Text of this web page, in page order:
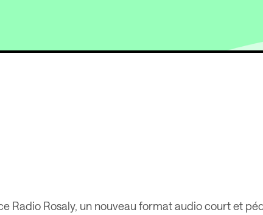
Radio Rosaly, un nouveau format audio court et